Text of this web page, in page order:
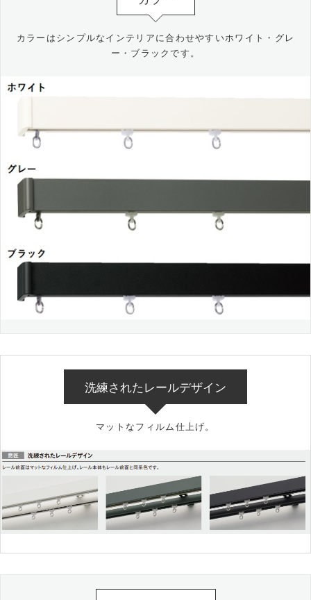
カラーはシンプルなインテリアに合わせやすいホワイト・グレ
ー・ブラックです。
洗練されたレールデザイン
マットなフィルム仕上げ。